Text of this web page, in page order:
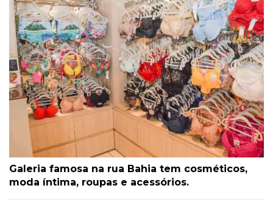
Galeria famosa na rua Bahia tem cosméticos,
moda íntima, roupas e acessórios.